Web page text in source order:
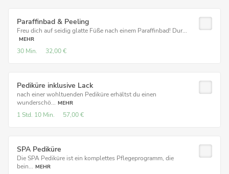
Paraffinbad & Peeling
Freu dich auf seidig glatte Füße nach einem Paraffinbad! Dur...
MEHR
30 Min. 32,00 €
Pediküre inklusive Lack
nach einer wohltuenden Pediküre erhältst du einen
wunderschö... MEHR
1 Std. 10 Min. 57,00 €
SPA Pediküre
Die SPA Pediküre ist ein komplettes Pflegeprogramm, die
bein... MEHR